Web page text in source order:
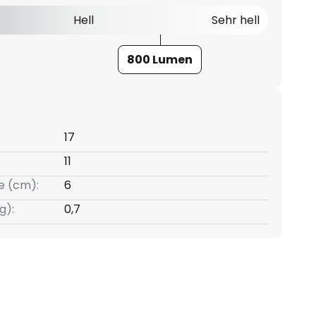
Hell Sehr hell
800 Lumen
17
11
(cm):
6
0,7